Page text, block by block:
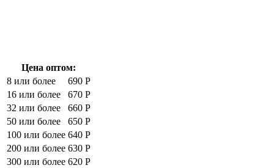
Цена оптом:
8 или более
690 Р
16 или более
670 Р
32 или более
660 Р
50 или более
650 Р
100 или более 640 Р
200 или более 630 Р
300 или более 620 Р